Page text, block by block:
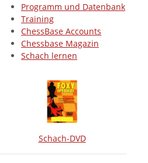
Programm und Datenbank
Training
ChessBase Accounts
Chessbase Magazin
Schach lernen
Schach-DVD